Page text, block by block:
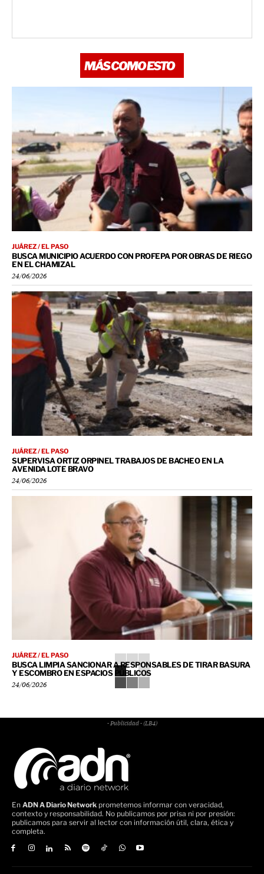
MÁS COMO ESTO
JUÁREZ / EL PASO
BUSCA MUNICIPIO ACUERDO CON PROFEPA POR OBRAS DE RIEGO
EN EL CHAMIZAL
24/06/2026
JUÁREZ / EL PASO
SUPERVISA ORTIZ ORPINEL TRABAJOS DE BACHEO EN LA
AVENIDA LOTE BRAVO
24/06/2026
JUÁREZ / EL PASO
BUSCA LIMPIA SANCIONAR A RESPONSABLES DE TIRAR BASURA
Y ESCOMBRO EN ESPACIOS PÚBLICOS
24/06/2026
- Publicidad - (LB4)
En ADN A Diario Network prometemos informar con veracidad,
contexto y responsabilidad. No publicamos por prisa ni por presión:
publicamos para servir al lector con información útil, clara, ética y
completa.